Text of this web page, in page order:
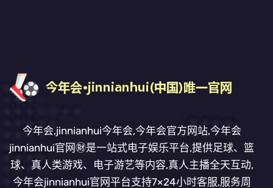
今年会,jinnianhui今年会,今年会官方网站,今年会
jinnianhui官网㊖是一站式电子娱乐平台,提供足球、篮
球、真人类游戏、电子游艺等内容,真人主播全天互动,
今年会jinnianhui官网平台支持7×24小时客服,服务周